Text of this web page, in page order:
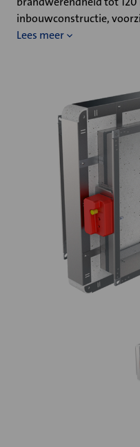
inbouwconstructie,
Lees meer